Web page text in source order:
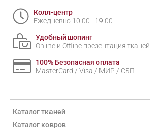
Колл-центр
Ежедневно 10:00 - 19:00
Удобный шопинг
Online и Offline презентация тканей
100% Безопасная оплата
MasterCard / Visa / МИР / СБП
Каталог тканей
Каталог ковров